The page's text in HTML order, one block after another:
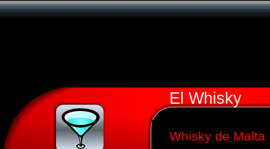
El Whisky
Whisky de Malta